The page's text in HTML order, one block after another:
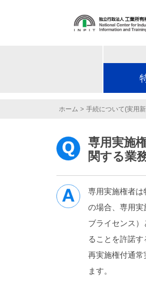
ホーム 手続について(実用
専用実施
関する業
専用実施権者は
の場合、専用
ブライセンス
ることを許諾
再実施権付通
ます。